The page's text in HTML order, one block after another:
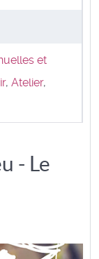
et
, Atelier,
- Le